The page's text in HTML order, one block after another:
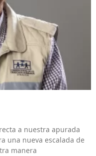
a nuestra apurada
una nueva escalada de
manera